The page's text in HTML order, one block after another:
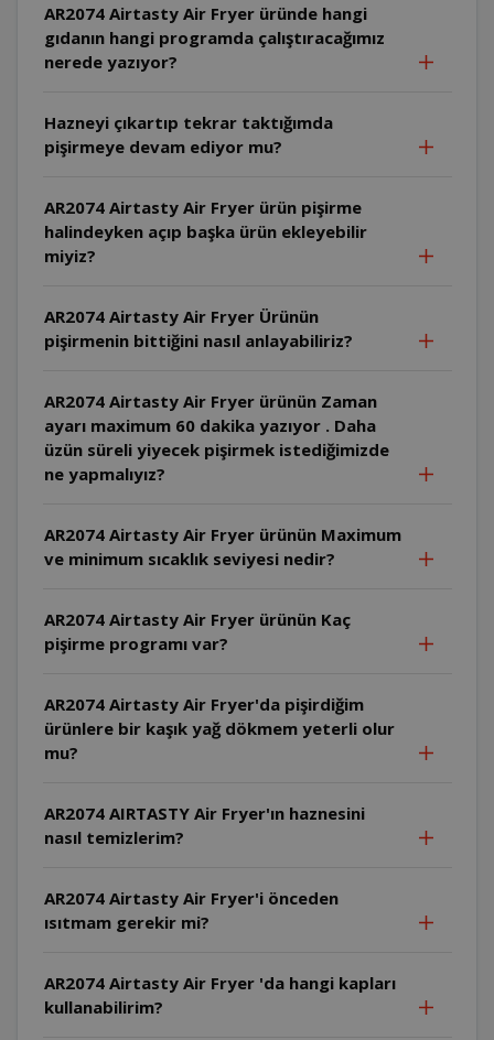
AR2074 Airtasty Air Fryer üründe hangi
gıdanın hangi programda çalıştıracağımız
nerede yazıyor?
Hazneyi çıkartıp tekrar taktığımda
pişirmeye devam ediyor mu?
AR2074 Airtasty Air Fryer ürün pişirme
halindeyken açıp başka ürün ekleyebilir
miyiz?
AR2074 Airtasty Air Fryer Ürünün
pişirmenin bittiğini nasıl anlayabiliriz?
AR2074 Airtasty Air Fryer ürünün Zaman
ayarı maximum 60 dakika yazıyor . Daha
üzün süreli yiyecek pişirmek istediğimizde
ne yapmalıyız?
AR2074 Airtasty Air Fryer ürünün Maximum
ve minimum sıcaklık seviyesi nedir?
AR2074 Airtasty Air Fryer ürünün Kaç
pişirme programı var?
AR2074 Airtasty Air Fryer'da pişirdiğim
ürünlere bir kaşık yağ dökmem yeterli olur
mu?
AR2074 AIRTASTY Air Fryer'ın haznesini
nasıl temizlerim?
AR2074 Airtasty Air Fryer'i önceden
ısıtmam gerekir mi?
AR2074 Airtasty Air Fryer 'da hangi kapları
kullanabilirim?